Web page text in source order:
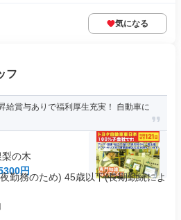
気になる
フ
給賞与ありで福利厚生充実！ 自動車に
の木
円
勤務のため) 45歳以下(長期勤続によ